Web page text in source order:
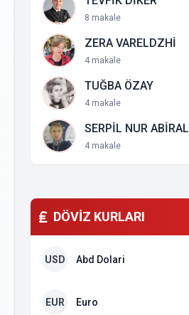
8 makale
ZERA VARELDZHİ
4 makale
TUĞBA ÖZAY
4 makale
SERPİL NUR ABİRAL
4 makale
DÖVİZ KURLARI
USD Abd Dolari
EUR Euro